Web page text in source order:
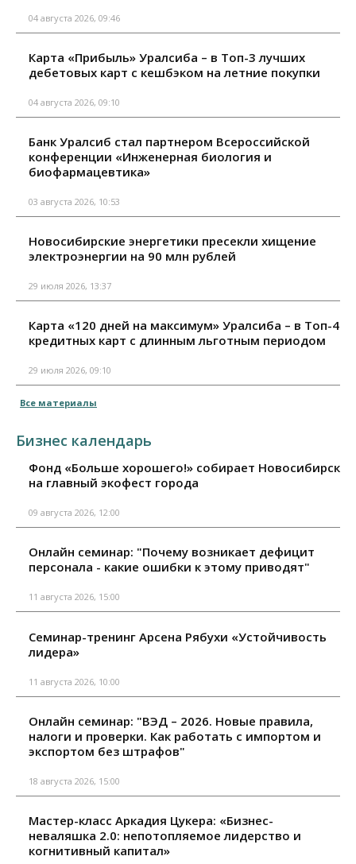
04 августа 2026, 09:46
Карта «Прибыль» Уралсиба – в Топ-3 лучших
дебетовых карт с кешбэком на летние покупки
04 августа 2026, 09:10
Банк Уралсиб стал партнером Всероссийской
конференции «Инженерная биология и
биофармацевтика»
03 августа 2026, 10:53
Новосибирские энергетики пресекли хищение
электроэнергии на 90 млн рублей
29 июля 2026, 13:37
Карта «120 дней на максимум» Уралсиба – в Топ-4
кредитных карт с длинным льготным периодом
29 июля 2026, 09:10
Все материалы
Бизнес календарь
Фонд «Больше хорошего!» собирает Новосибирск
на главный экофест города
09 августа 2026, 12:00
Онлайн семинар: "Почему возникает дефицит
персонала - какие ошибки к этому приводят"
11 августа 2026, 15:00
Семинар-тренинг Арсена Рябухи «Устойчивость
лидера»
11 августа 2026, 10:00
Онлайн семинар: "ВЭД – 2026. Новые правила,
налоги и проверки. Как работать с импортом и
экспортом без штрафов"
18 августа 2026, 15:00
Мастер-класс Аркадия Цукера: «Бизнес-
неваляшка 2.0: непотопляемое лидерство и
когнитивный капитал»